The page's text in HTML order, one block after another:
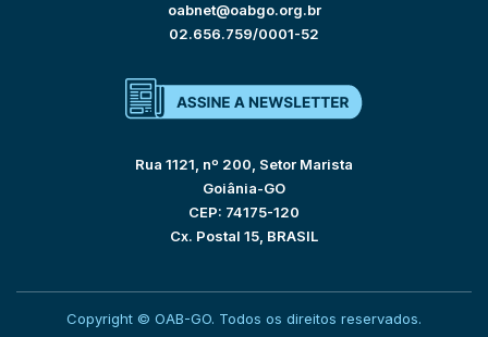
oabnet@oabgo.org.br
02.656.759/0001-52
Rua 1121, nº 200, Setor Marista
Goiânia-GO
CEP: 74175-120
Cx. Postal 15, BRASIL
Copyright © OAB-GO. Todos os direitos reservados.